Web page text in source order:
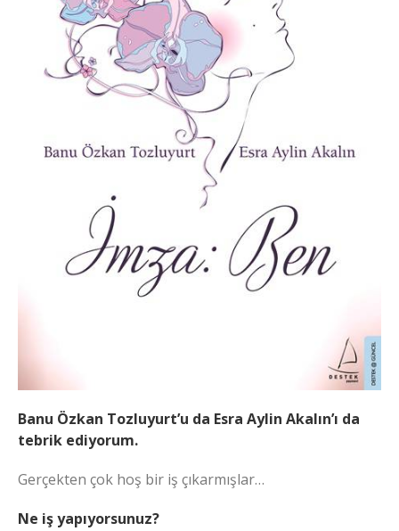
Banu Özkan Tozluyurt’u da Esra Aylin Akalın’ı da
tebrik ediyorum.
Gerçekten çok hoş bir iş çıkarmışlar…
Ne iş yapıyorsunuz?